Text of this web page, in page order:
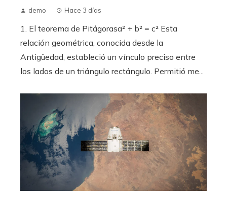
demo Hace 3 días
1. El teorema de Pitágorasa² + b² = c² Esta
relación geométrica, conocida desde la
Antigüedad, estableció un vínculo preciso entre
los lados de un triángulo rectángulo. Permitió me...